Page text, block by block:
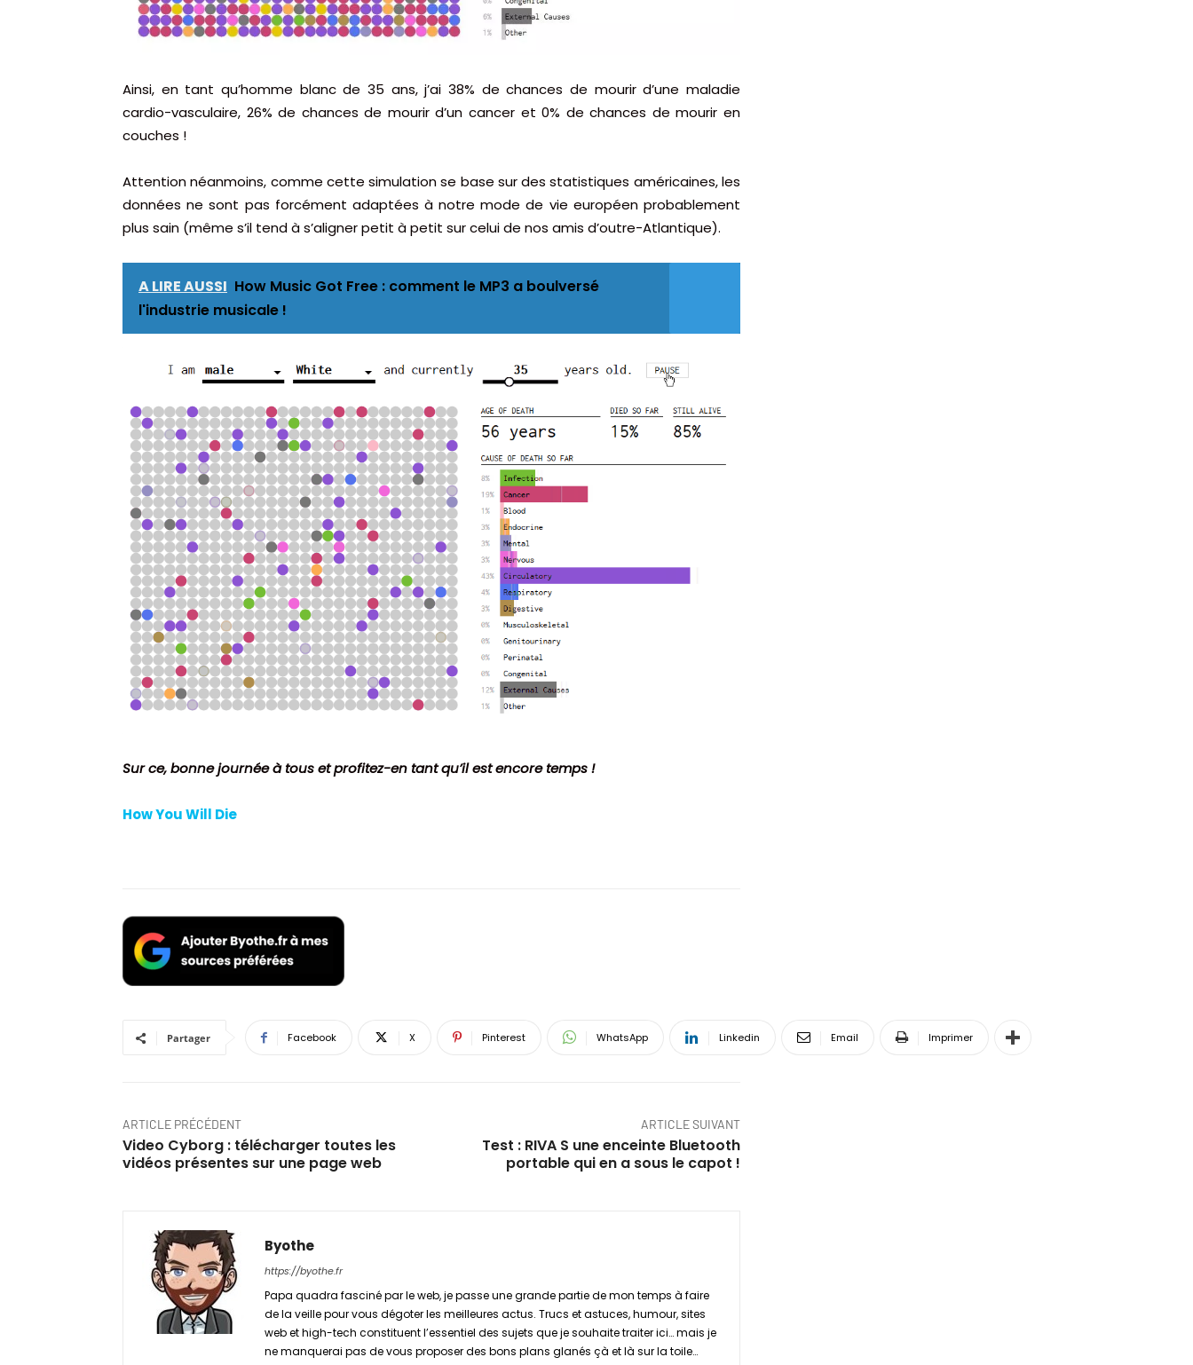
Ainsi, en tant qu’homme blanc de 35 ans, j’ai 38% de chances de mourir d’une maladie
cardio-vasculaire, 26% de chances de mourir d’un cancer et 0% de chances de mourir en
couches !
Attention néanmoins, comme cette simulation se base sur des statistiques américaines, les
données ne sont pas forcément adaptées à notre mode de vie européen probablement
plus sain (même s’il tend à s’aligner petit à petit sur celui de nos amis d’outre-Atlantique).
A LIRE AUSSI How Music Got Free : comment le MP3 a boulversé
l'industrie musicale !
Sur ce, bonne journée à tous et profitez-en tant qu’il est encore temps !
How You Will Die
Partager Facebook X Pinterest WhatsApp Linkedin Email Imprimer
ARTICLE PRÉCÉDENT
Video Cyborg : télécharger toutes les
vidéos présentes sur une page web
ARTICLE SUIVANT
Test : RIVA S une enceinte Bluetooth
portable qui en a sous le capot !
Byothe
https://byothe.fr
Papa quadra fasciné par le web, je passe une grande partie de mon temps à faire
de la veille pour vous dégoter les meilleures actus. Trucs et astuces, humour, sites
web et high-tech constituent l’essentiel des sujets que je souhaite traiter ici… mais je
ne manquerai pas de vous proposer des bons plans glanés çà et là sur la toile…